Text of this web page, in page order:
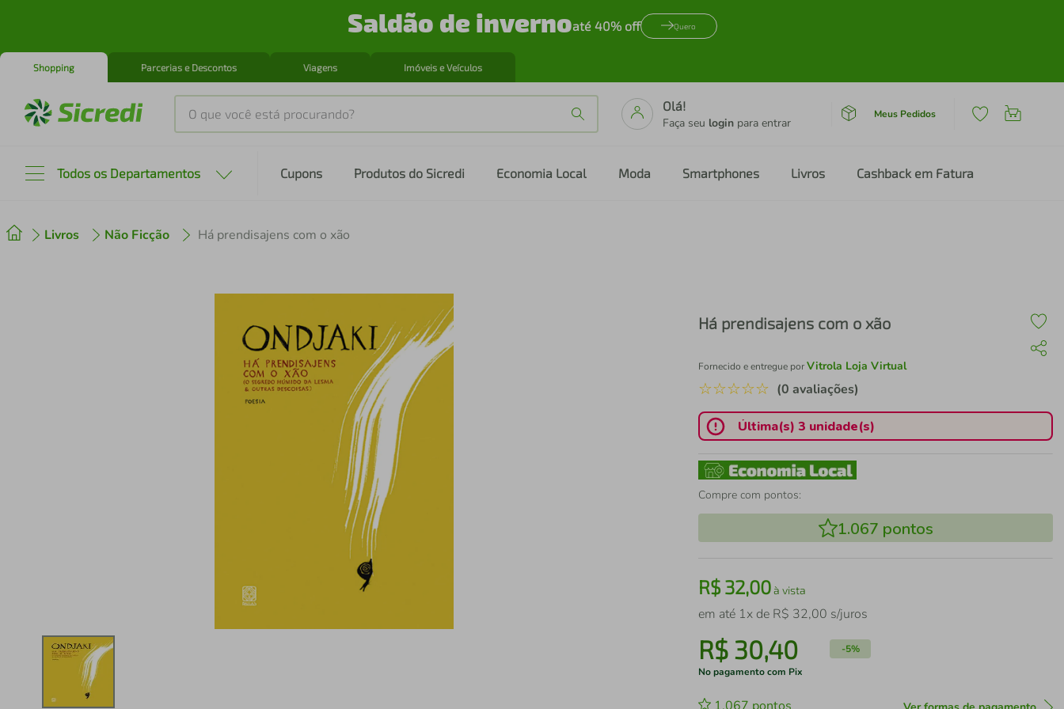
Saldão de invernoaté 40% off Quero
Shopping Parcerias e Descontos Viagens Imóveis e Veículos
O que você está procurando?
Olá!
Faça seu login para entrar
Meus Pedidos
Todos os Departamentos Cupons Produtos do Sicredi Economia Local Moda Smartphones Livros Cashback em Fatura
Livros Não Ficção Há prendisajens com o xão
Há prendisajens com o xão
Fornecido e entregue porVitrola Loja Virtual
☆☆☆☆☆ (0 avaliações)
Última(s) 3 unidade(s)
Compre com pontos:
1.067 pontos
R$32,00à vista
em até 1x de R$ 32,00 s/juros
R$ 30,40 -5%
No pagamento com Pix
2º cafeteira